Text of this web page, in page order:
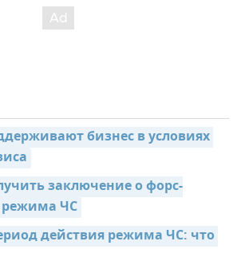
бизнес в условиях
заключение о форс-
ЧС
действия режима ЧС: что